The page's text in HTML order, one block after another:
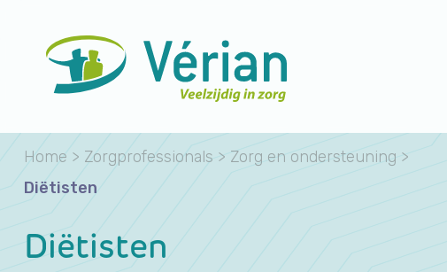
Home > Zorgprofessionals > Zorg en ondersteuning >
Diëtisten
Diëtisten